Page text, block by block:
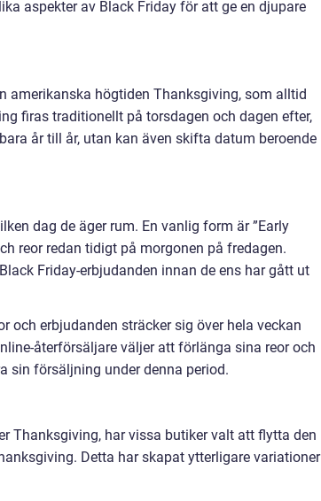
aspekter av Black Friday för att ge en djupare
amerikanska högtiden Thanksgiving, som alltid
firas traditionellt på torsdagen och dagen efter,
år till år, utan kan även skifta datum beroende
dag de äger rum. En vanlig form är ”Early
reor redan tidigt på morgonen på fredagen.
Friday-erbjudanden innan de ens har gått ut
och erbjudanden sträcker sig över hela veckan
återförsäljare väljer att förlänga sina reor och
sin försäljning under denna period.
Thanksgiving, har vissa butiker valt att flytta den
Detta har skapat ytterligare variationer